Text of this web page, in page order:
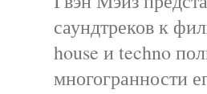
саундтреков к
house и techno
многогранности